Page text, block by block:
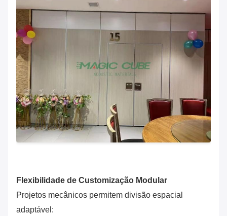
Flexibilidade de Customização Modular
Projetos mecânicos permitem divisão espacial
adaptável: